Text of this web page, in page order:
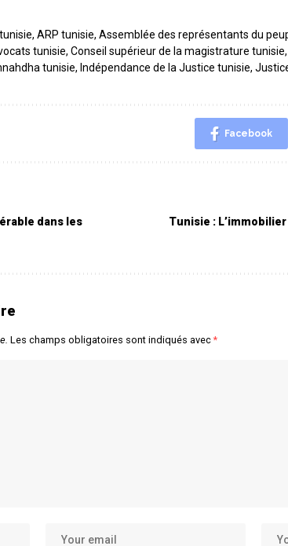
, ARP tunisie, Assemblée des représentants du
tunisie, Conseil supérieur de la magistrature tunisie,
tunisie, Indépendance de la Justice tunisie,
Facebook
dans les
Tunisie :
Les champs obligatoires sont indiqués avec*